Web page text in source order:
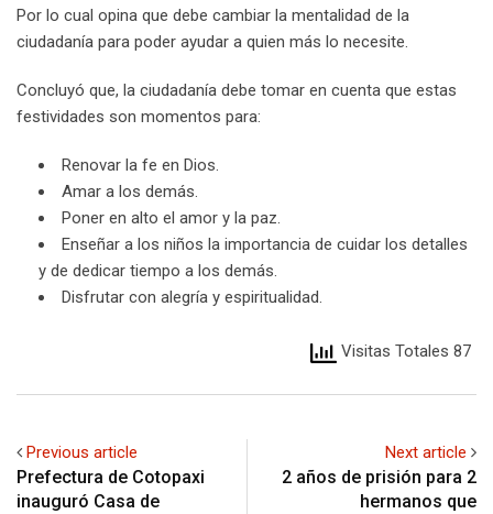
Por lo cual opina que debe cambiar la mentalidad de la
ciudadanía para poder ayudar a quien más lo necesite.
Concluyó que, la ciudadanía debe tomar en cuenta que estas
festividades son momentos para:
Renovar la fe en Dios.
Amar a los demás.
Poner en alto el amor y la paz.
Enseñar a los niños la importancia de cuidar los detalles
y de dedicar tiempo a los demás.
Disfrutar con alegría y espiritualidad.
Visitas Totales 87
Previous article
Prefectura de Cotopaxi
inauguró Casa de
Next article
2 años de prisión para 2
hermanos que